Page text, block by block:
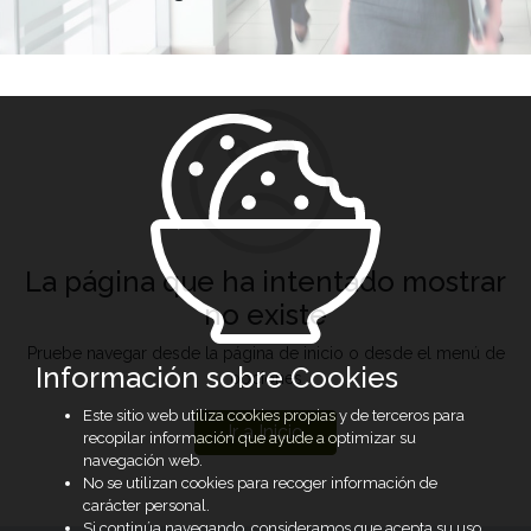
La página que ha intentado mostrar
no existe
Pruebe navegar desde la página de inicio o desde el menú de
opciones
Ir a Inicio
Información sobre Cookies
Este sitio web utiliza cookies propias y de terceros para
recopilar información que ayude a optimizar su
navegación web.
No se utilizan cookies para recoger información de
carácter personal.